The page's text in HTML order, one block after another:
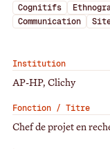
Cognitifs
Communication
Institution
AP-HP, Clichy
Fonction / Titre
Chef de projet en